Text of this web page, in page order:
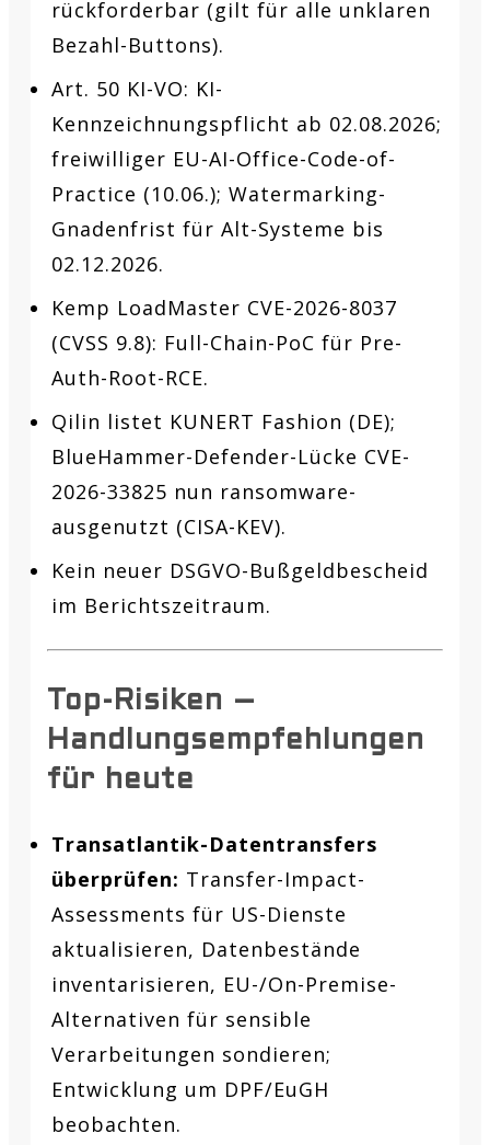
rückforderbar (gilt für alle unklaren
Bezahl-Buttons).
Art. 50 KI-VO: KI-
Kennzeichnungspflicht ab 02.08.2026;
freiwilliger EU-AI-Office-Code-of-
Practice (10.06.); Watermarking-
Gnadenfrist für Alt-Systeme bis
02.12.2026.
Kemp LoadMaster CVE-2026-8037
(CVSS 9.8): Full-Chain-PoC für Pre-
Auth-Root-RCE.
Qilin listet KUNERT Fashion (DE);
BlueHammer-Defender-Lücke CVE-
2026-33825 nun ransomware-
ausgenutzt (CISA-KEV).
Kein neuer DSGVO-Bußgeldbescheid
im Berichtszeitraum.
Top-Risiken –
Handlungsempfehlungen
für heute
Transatlantik-Datentransfers
überprüfen: Transfer-Impact-
Assessments für US-Dienste
aktualisieren, Datenbestände
inventarisieren, EU-/On-Premise-
Alternativen für sensible
Verarbeitungen sondieren;
Entwicklung um DPF/EuGH
beobachten.